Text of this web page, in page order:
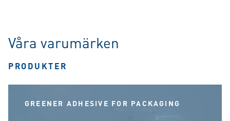
Våra varumärken
PRODUKTER
GREENER ADHESIVE FOR PACKAGING